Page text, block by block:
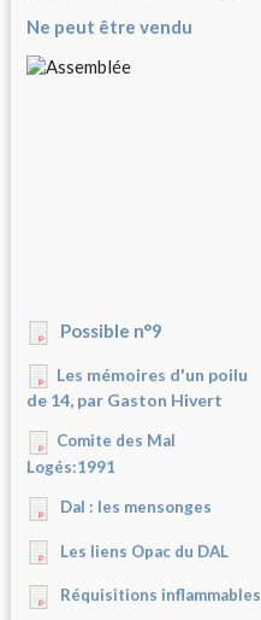
Ne peut être vendu
Possible n°9
Les mémoires d'un poilu
de 14, par Gaston Hivert
Comite des Mal
Logés:1991
Dal : les mensonges
Les liens Opac du DAL
Réquisitions inflammables